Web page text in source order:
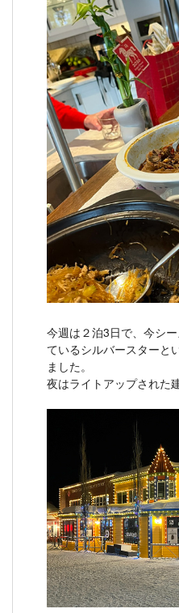
今週は２泊3日で、今シ
ているシルバースターと
ました。
夜はライトアップされた